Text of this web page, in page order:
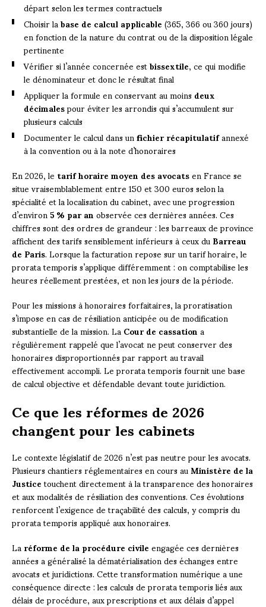
départ selon les termes contractuels
Choisir labase de calcul applicable(365, 366 ou 360 jours)
en fonction de la nature du contrat ou de la disposition légale
pertinente
Vérifier si l’année concernée estbissextile, ce qui modifie
le dénominateur et donc le résultat final
Appliquer la formule en conservant au moinsdeux
décimalespour éviter les arrondis qui s’accumulent sur
plusieurs calculs
Documenter le calcul dans unfichier récapitulatifannexé
à la convention ou à la note d’honoraires
En 2026, letarif horaire moyen des avocatsen France se
situe vraisemblablement entre 150 et 300 euros selon la
spécialité et la localisation du cabinet, avec une progression
d’environ5 % par anobservée ces dernières années. Ces
chiffres sont des ordres de grandeur : les barreaux de province
affichent des tarifs sensiblement inférieurs à ceux duBarreau
de Paris. Lorsque la facturation repose sur un tarif horaire, le
prorata temporis s’applique différemment : on comptabilise les
heures réellement prestées, et non les jours de la période.
Pour les missions à honoraires forfaitaires, la proratisation
s’impose en cas de résiliation anticipée ou de modification
substantielle de la mission. LaCour de cassationa
régulièrement rappelé que l’avocat ne peut conserver des
honoraires disproportionnés par rapport au travail
effectivement accompli. Le prorata temporis fournit une base
de calcul objective et défendable devant toute juridiction.
Ce que les réformes de 2026
changent pour les cabinets
Le contexte législatif de 2026 n’est pas neutre pour les avocats.
Plusieurs chantiers réglementaires en cours auMinistère de la
Justicetouchent directement à la transparence des honoraires
et aux modalités de résiliation des conventions. Ces évolutions
renforcent l’exigence de traçabilité des calculs, y compris du
prorata temporis appliqué aux honoraires.
Laréforme de la procédure civileengagée ces dernières
années a généralisé la dématérialisation des échanges entre
avocats et juridictions. Cette transformation numérique a une
conséquence directe : les calculs de prorata temporis liés aux
délais de procédure, aux prescriptions et aux délais d’appel